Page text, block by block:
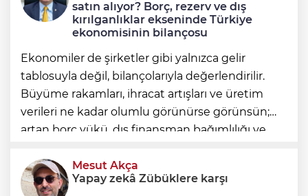
satın alıyor? Borç, rezerv ve dış
kırılganlıklar ekseninde Türkiye
ekonomisinin bilançosu
Ekonomiler de şirketler gibi yalnızca gelir
tablosuyla değil, bilançolarıyla değerlendirilir.
Büyüme rakamları, ihracat artışları ve üretim
verileri ne kadar olumlu görünürse görünsün;
artan borç yükü, dış finansman bağımlılığı ve
alınmadığında ortaya eksik
Mesut Akça
Yapay zekâ Zübüklere karşı